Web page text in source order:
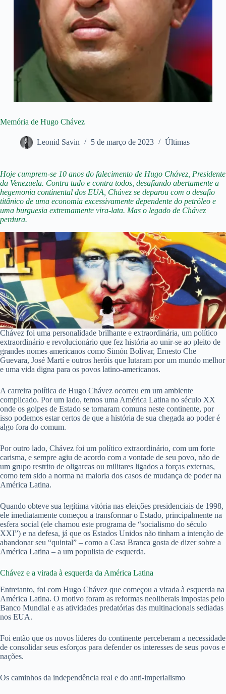
Memória de Hugo Chávez
Leonid Savin 5 de março de 2023 Últimas
Hoje cumprem-se 10 anos do falecimento de Hugo Chávez, Presidente
da Venezuela. Contra tudo e contra todos, desafiando abertamente a
hegemonia continental dos EUA, Chávez se deparou com o desafio
titânico de uma economia excessivamente dependente do petróleo e
uma burguesia extremamente vira-lata. Mas o legado de Chávez
perdura.
Chávez foi uma personalidade brilhante e extraordinária, um político
extraordinário e revolucionário que fez história ao unir-se ao pleito de
grandes nomes americanos como Simón Bolívar, Ernesto Che
Guevara, José Martí e outros heróis que lutaram por um mundo melhor
e uma vida digna para os povos latino-americanos.
A carreira política de Hugo Chávez ocorreu em um ambiente
complicado. Por um lado, temos uma América Latina no século XX
onde os golpes de Estado se tornaram comuns neste continente, por
isso podemos estar certos de que a história de sua chegada ao poder é
algo fora do comum.
Por outro lado, Chávez foi um político extraordinário, com um forte
carisma, e sempre agiu de acordo com a vontade de seu povo, não de
um grupo restrito de oligarcas ou militares ligados a forças externas,
como tem sido a norma na maioria dos casos de mudança de poder na
América Latina.
Quando obteve sua legítima vitória nas eleições presidenciais de 1998,
ele imediatamente começou a transformar o Estado, principalmente na
esfera social (ele chamou este programa de “socialismo do século
XXI”) e na defesa, já que os Estados Unidos não tinham a intenção de
abandonar seu “quintal” – como a Casa Branca gosta de dizer sobre a
América Latina – a um populista de esquerda.
Chávez e a virada à esquerda da América Latina
Entretanto, foi com Hugo Chávez que começou a virada à esquerda na
América Latina. O motivo foram as reformas neoliberais impostas pelo
Banco Mundial e as atividades predatórias das multinacionais sediadas
nos EUA.
Foi então que os novos líderes do continente perceberam a necessidade
de consolidar seus esforços para defender os interesses de seus povos e
nações.
Os caminhos da independência real e do anti-imperialismo